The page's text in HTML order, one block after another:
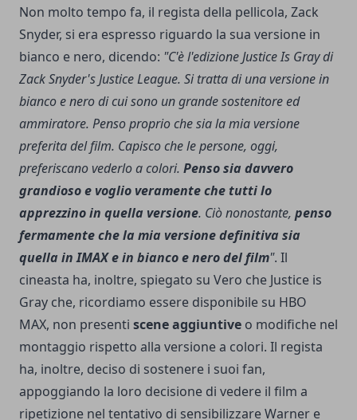
Non molto tempo fa, il regista della pellicola, Zack
Snyder, si era espresso riguardo la sua versione in
bianco e nero, dicendo: "C'è l'edizione Justice Is Gray di
Zack Snyder's Justice League. Si tratta di una versione in
bianco e nero di cui sono un grande sostenitore ed
ammiratore. Penso proprio che sia la mia versione
preferita del film. Capisco che le persone, oggi,
preferiscano vederlo a colori. Penso sia davvero
grandioso e voglio veramente che tutti lo
apprezzino in quella versione. Ciò nonostante, penso
fermamente che la mia versione definitiva sia
quella in IMAX e in bianco e nero del film". Il
cineasta ha, inoltre, spiegato su Vero che Justice is
Gray che, ricordiamo essere disponibile su HBO
MAX, non presenti scene aggiuntive o modifiche nel
montaggio rispetto alla versione a colori. Il regista
ha, inoltre, deciso di sostenere i suoi fan,
appoggiando la loro decisione di vedere il film a
ripetizione nel tentativo di sensibilizzare Warner e